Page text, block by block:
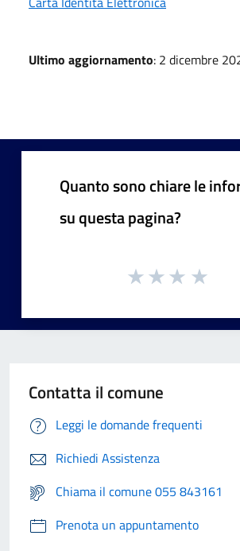
Ultimo aggiornamento: 2 dicembre
Quanto sono chiare le
su questa pagina?
Contatta il comune
Leggi le domande frequenti
Richiedi Assistenza
Chiama il comune 055 843161
Prenota un appuntamento